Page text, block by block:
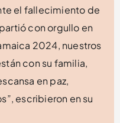
el fallecimiento de
con orgullo en
2024, nuestros
con su familia,
en paz,
escribieron en su